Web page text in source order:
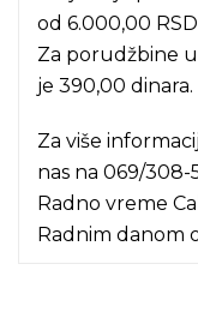
od 6.000,00
Za porudžbine
je 390,00 dinara.
Za više
nas na 069/308-
Radno vreme
Radnim danom